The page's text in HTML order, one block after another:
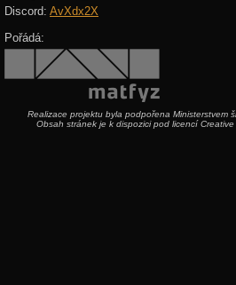
Discord: AvXdx2X
Pořádá:
Realizace projektu byla podpořena Ministerstvem
Obsah stránek je k dispozici pod licencí Creative